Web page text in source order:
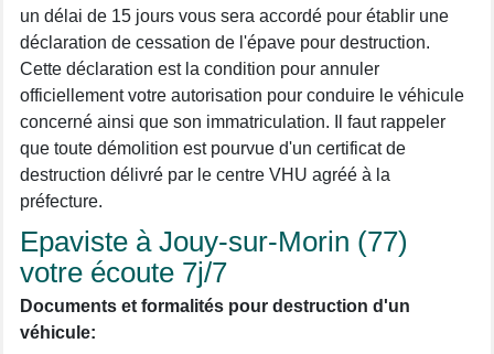
un délai de 15 jours vous sera accordé pour établir une
déclaration de cessation de l'épave pour destruction.
Cette déclaration est la condition pour annuler
officiellement votre autorisation pour conduire le véhicule
concerné ainsi que son immatriculation. Il faut rappeler
que toute démolition est pourvue d'un certificat de
destruction délivré par le centre VHU agréé à la
préfecture.
Epaviste à Jouy-sur-Morin (77)
votre écoute 7j/7
Documents et formalités pour destruction d'un
véhicule: